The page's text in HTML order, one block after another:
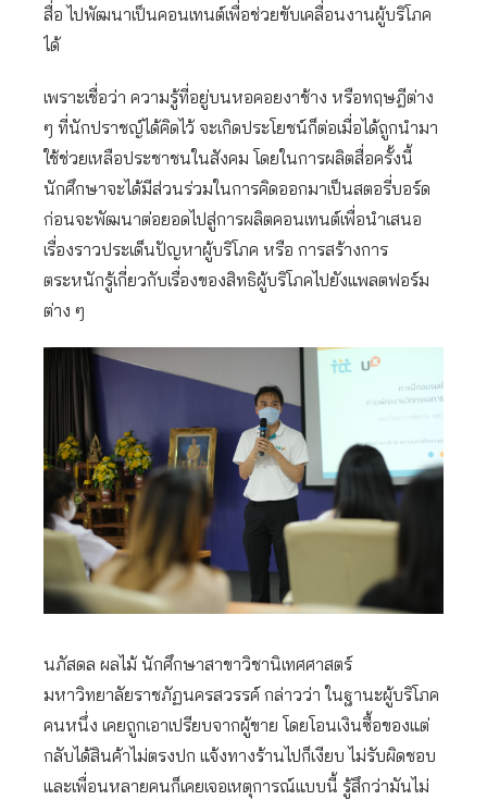
สื่อ ไปพัฒนาเป็นคอนเทนต์เพื่อช่วยขับเคลื่อนงานผู้บริโภค
ได้
เพราะเชื่อว่า ความรู้ที่อยู่บนหอคอยงาช้าง หรือทฤษฎีต่าง
ๆ ที่นักปราชญ์ได้คิดไว้ จะเกิดประโยชน์ก็ต่อเมื่อได้ถูกนำมา
ใช้ช่วยเหลือประชาชนในสังคม โดยในการผลิตสื่อครั้งนี้
นักศึกษาจะได้มีส่วนร่วมในการคิดออกมาเป็นสตอรี่บอร์ด
ก่อนจะพัฒนาต่อยอดไปสู่การผลิตคอนเทนต์เพื่อนำเสนอ
เรื่องราวประเด็นปัญหาผู้บริโภค หรือ การสร้างการ
ตระหนักรู้เกี่ยวกับเรื่องของสิทธิผู้บริโภคไปยังแพลตฟอร์ม
ต่าง ๆ
นภัสดล ผลไม้ นักศึกษาสาขาวิชานิเทศศาสตร์
มหาวิทยาลัยราชภัฏนครสวรรค์ กล่าวว่า ในฐานะผู้บริโภค
คนหนึ่ง เคยถูกเอาเปรียบจากผู้ขาย โดยโอนเงินซื้อของแต่
กลับได้สินค้าไม่ตรงปก แจ้งทางร้านไปก็เงียบ ไม่รับผิดชอบ
และเพื่อนหลายคนก็เคยเจอเหตุการณ์แบบนี้ รู้สึกว่ามันไม่